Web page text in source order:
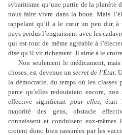
sybaritisme qu’une partie de la planète
nous faire vivre dans la boue. Mais l’
rappelant qu’il a le cœur un peu dur, à
pays perdus l’engraissent avec les
qui est tout de même agréable à l’
dise qu’il vit richement. Il aime à le
Non seulement le médicament,
choses, est devenue un secret de l’État.
la démocratie, du temps où les classes
parce qu’elles redoutaient encore, non
effective signifierait pour elles, était
majorité des gens, obstacle
connaissent et conduisent eux-mêmes
croient donc bien rassurées par les